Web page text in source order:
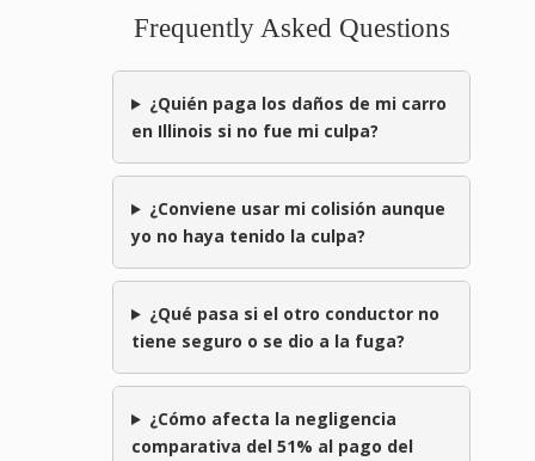
Frequently Asked Questions
¿Quién paga los daños de mi carro
en Illinois si no fue mi culpa?
¿Conviene usar mi colisión aunque
yo no haya tenido la culpa?
¿Qué pasa si el otro conductor no
tiene seguro o se dio a la fuga?
¿Cómo afecta la negligencia
comparativa del 51% al pago del